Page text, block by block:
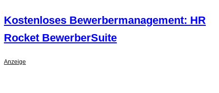
Kostenloses Bewerbermanagement: HR
Rocket BewerberSuite
Anzeige